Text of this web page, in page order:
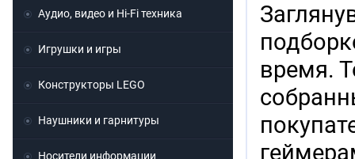
время.
Аудио, видео и Hi-Fi техника
Игрушки и игры
Конструкторы LEGO
Наушники и гарнитуры
Носители информации